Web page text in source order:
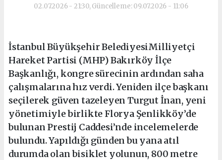
02.07.2026 - 21:30, Güncelleme: 09.07.2026 - 11:06
İstanbul Büyükşehir BelediyesiMilliyetçi
Hareket Partisi (MHP) Bakırköy İlçe
Başkanlığı, kongre sürecinin ardından saha
çalışmalarına hız verdi. Yeniden ilçe başkanı
seçilerek güven tazeleyen Turgut İnan, yeni
yönetimiyle birlikte Florya Şenlikköy’de
bulunan Prestij Caddesi’nde incelemelerde
bulundu. Yapıldığı günden bu yana atıl
durumda olan bisiklet yolunun, 800 metre